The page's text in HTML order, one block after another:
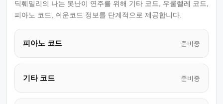
딕훼밀리의 나는 못난이 연주를 위해 기타 코드, 우쿨렐레 코드,
피아노 코드, 쉬운코드 정보를 단계적으로 제공합니다.
피아노 코드 준비중
기타 코드 준비중